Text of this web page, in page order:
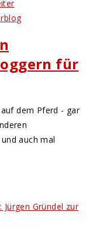
für
dem Pferd - gar
auch mal